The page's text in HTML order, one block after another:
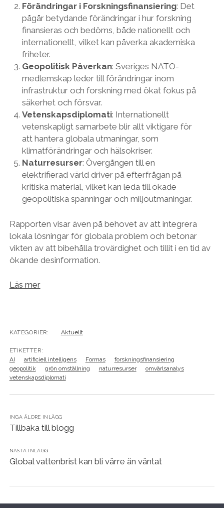
Förändringar i Forskningsfinansiering: Det
pågår betydande förändringar i hur forskning
finansieras och bedöms, både nationellt och
internationellt, vilket kan påverka akademiska
friheter.
Geopolitisk Påverkan: Sveriges NATO-
medlemskap leder till förändringar inom
infrastruktur och forskning med ökat fokus på
säkerhet och försvar.
Vetenskapsdiplomati: Internationellt
vetenskapligt samarbete blir allt viktigare för
att hantera globala utmaningar, som
klimatförändringar och hälsokriser.
Naturresurser: Övergången till en
elektrifierad värld driver på efterfrågan på
kritiska material, vilket kan leda till ökade
geopolitiska spänningar och miljöutmaningar.
Rapporten visar även på behovet av att integrera
lokala lösningar för globala problem och betonar
vikten av att bibehålla trovärdighet och tillit i en tid av
ökande desinformation.
Läs mer
KATEGORIER: Aktuellt
ETIKETTER:
AI
artificiell intelligens Formas
forskningsfinansiering
geopolitik
grön omställning naturresurser
omvärlsanalys
vetenskapsdiplomati
INGA ÄLDRE INLÄGG
Tillbaka till blogg
NÄSTA INLÄGG
Global vattenbrist kan bli värre än väntat